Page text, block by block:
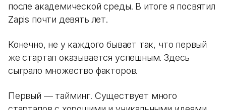
после академической среды. В итоге я посвятил
Zapis почти девять лет.
Конечно, не у каждого бывает так, что первый
же стартап оказывается успешным. Здесь
сыграло множество факторов.
Первый — тайминг. Существует много